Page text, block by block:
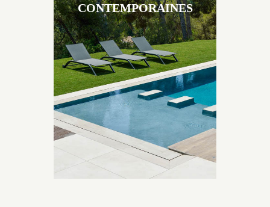
Les piscines en béton contemporaines Jacques
Brens sont uniques grâce au large choix de
matériaux et de revêtements et les nombreuses
options disponibles, miroir, couloir de nage, plage
immergée, débordement.
CONTEMPORAINES